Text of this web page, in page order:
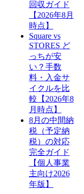
回収ガイド
【2026年8月
時点】
Square vs
STORES ど
っちが安
い？手数
料・入金サ
イクルを比
較【2026年8
月時点】
8月の中間納
税（予定納
税）の対応
完全ガイド
【個人事業
主向け2026
年版】